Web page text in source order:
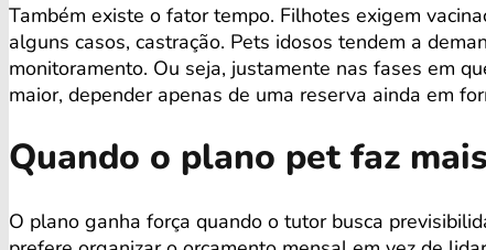
Também existe o fator tempo. Filhotes exigem
alguns casos, castração. Pets idosos tendem a
monitoramento. Ou seja, justamente nas fases em
maior, depender apenas de uma reserva ainda em
Quando o plano pet faz
O plano ganha força quando o tutor busca